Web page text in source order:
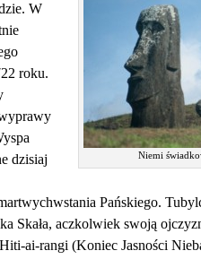
Niemi
W
roku.
dzisiaj
Pańskiego.
Skała, aczkolwiek swoją
ai-rangi (Koniec Jasności